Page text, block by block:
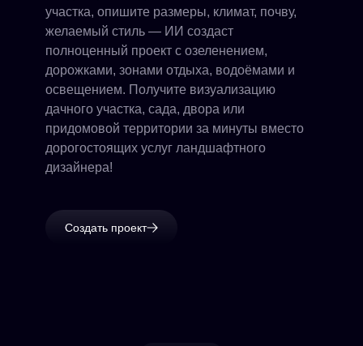
участка, опишите размеры, климат, почву,
желаемый стиль — ИИ создаст
полноценный проект с озеленением,
дорожками, зонами отдыха, водоёмами и
освещением. Получите визуализацию
дачного участка, сада, двора или
придомовой территории за минуты вместо
дорогостоящих услуг ландшафтного
дизайнера!
Создать проект